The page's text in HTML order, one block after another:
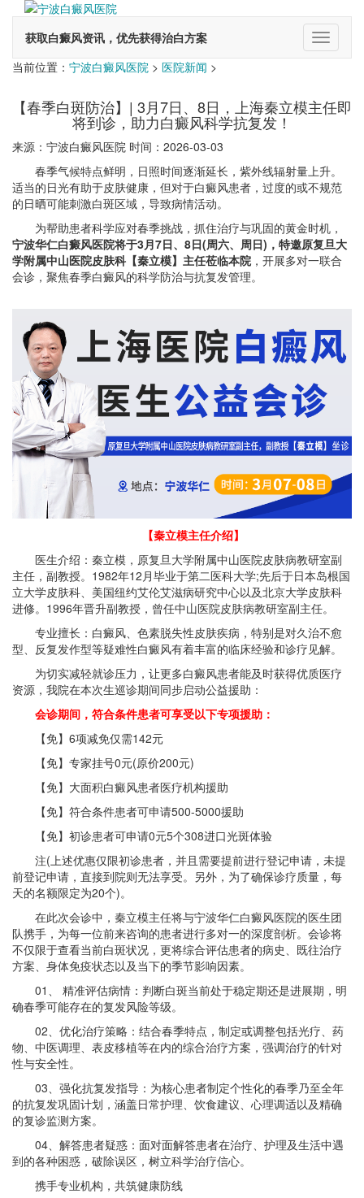
获取白癜风资讯，优先获得治白方案
切
换
当前位置： 宁波白癜风医院 > 医院新闻 >
【春季白斑防治】| 3月7日、8日，上海秦立模主任即
将到诊，助力白癜风科学抗复发！
来源：宁波白癜风医院 时间：2026-03-03
春季气候特点鲜明，日照时间逐渐延长，紫外线辐射量上升。
适当的日光有助于皮肤健康，但对于白癜风患者，过度的或不规范
的日晒可能刺激白斑区域，导致病情活动。
为帮助患者科学应对春季挑战，抓住治疗与巩固的黄金时机，
宁波华仁白癜风医院将于3月7日、8日(周六、周日)，特邀原复旦大
学附属中山医院皮肤科【秦立模】主任莅临本院 ，开展多对一联合
会诊，聚焦春季白癜风的科学防治与抗复发管理。
【秦立模主任介绍】
医生介绍：秦立模，原复旦大学附属中山医院皮肤病教研室副
主任，副教授。1982年12月毕业于第二医科大学;先后于日本岛根国
立大学皮肤科、美国纽约艾伦艾滋病研究中心以及北京大学皮肤科
进修。1996年晋升副教授，曾任中山医院皮肤病教研室副主任。
专业擅长：白癜风、色素脱失性皮肤疾病，特别是对久治不愈
型、反复发作型等疑难性白癜风有着丰富的临床经验和诊疗见解。
为切实减轻就诊压力，让更多白癜风患者能及时获得优质医疗
资源，我院在本次生巡诊期间同步启动公益援助：
会诊期间，符合条件患者可享受以下专项援助：
【免】6项减免仅需142元
【免】专家挂号0元(原价200元)
【免】大面积白癜风患者医疗机构援助
【免】符合条件患者可申请500-5000援助
【免】初诊患者可申请0元5个308进口光斑体验
注(上述优惠仅限初诊患者，并且需要提前进行登记申请，未提
前登记申请，直接到院则无法享受。另外，为了确保诊疗质量，每
天的名额限定为20个)。
在此次会诊中，秦立模主任将与宁波华仁白癜风医院的医生团
队携手，为每一位前来咨询的患者进行多对一的深度剖析。会诊将
不仅限于查看当前白斑状况，更将综合评估患者的病史、既往治疗
方案、身体免疫状态以及当下的季节影响因素。
01、 精准评估病情：判断白斑当前处于稳定期还是进展期，明
确春季可能存在的复发风险等级。
02、优化治疗策略：结合春季特点，制定或调整包括光疗、药
物、中医调理、表皮移植等在内的综合治疗方案，强调治疗的针对
性与安全性。
03、强化抗复发指导：为核心患者制定个性化的春季乃至全年
的抗复发巩固计划，涵盖日常护理、饮食建议、心理调适以及精确
的复诊监测方案。
04、解答患者疑惑：面对面解答患者在治疗、护理及生活中遇
到的各种困惑，破除误区，树立科学治疗信心。
携手专业机构，共筑健康防线